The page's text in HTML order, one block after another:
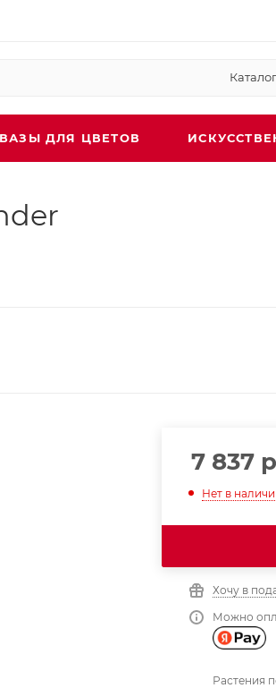
Каталог
ВАЗЫ ДЛЯ ЦВЕТОВ
7 837
Нет в
Хочу в
Можно
Растения